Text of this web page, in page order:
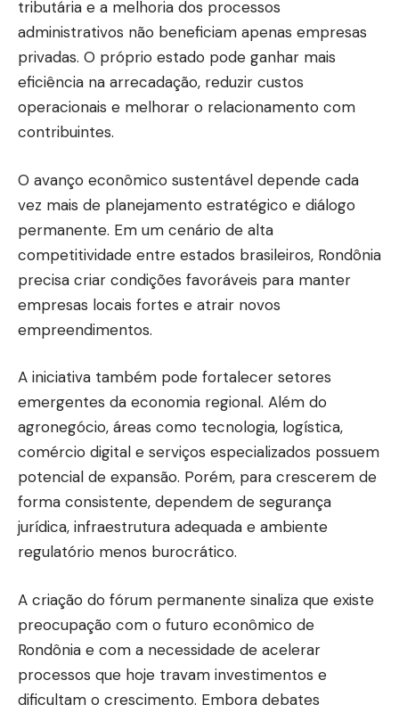
tributária e a melhoria dos processos
administrativos não beneficiam apenas empresas
privadas. O próprio estado pode ganhar mais
eficiência na arrecadação, reduzir custos
operacionais e melhorar o relacionamento com
contribuintes.
O avanço econômico sustentável depende cada
vez mais de planejamento estratégico e diálogo
permanente. Em um cenário de alta
competitividade entre estados brasileiros, Rondônia
precisa criar condições favoráveis para manter
empresas locais fortes e atrair novos
empreendimentos.
A iniciativa também pode fortalecer setores
emergentes da economia regional. Além do
agronegócio, áreas como tecnologia, logística,
comércio digital e serviços especializados possuem
potencial de expansão. Porém, para crescerem de
forma consistente, dependem de segurança
jurídica, infraestrutura adequada e ambiente
regulatório menos burocrático.
A criação do fórum permanente sinaliza que existe
preocupação com o futuro econômico de
Rondônia e com a necessidade de acelerar
processos que hoje travam investimentos e
dificultam o crescimento. Embora debates